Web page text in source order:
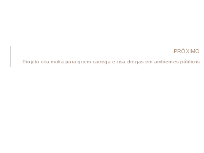
PRÓXIMO
Projeto cria multa para quem carrega e usa drogas em ambientes públicos